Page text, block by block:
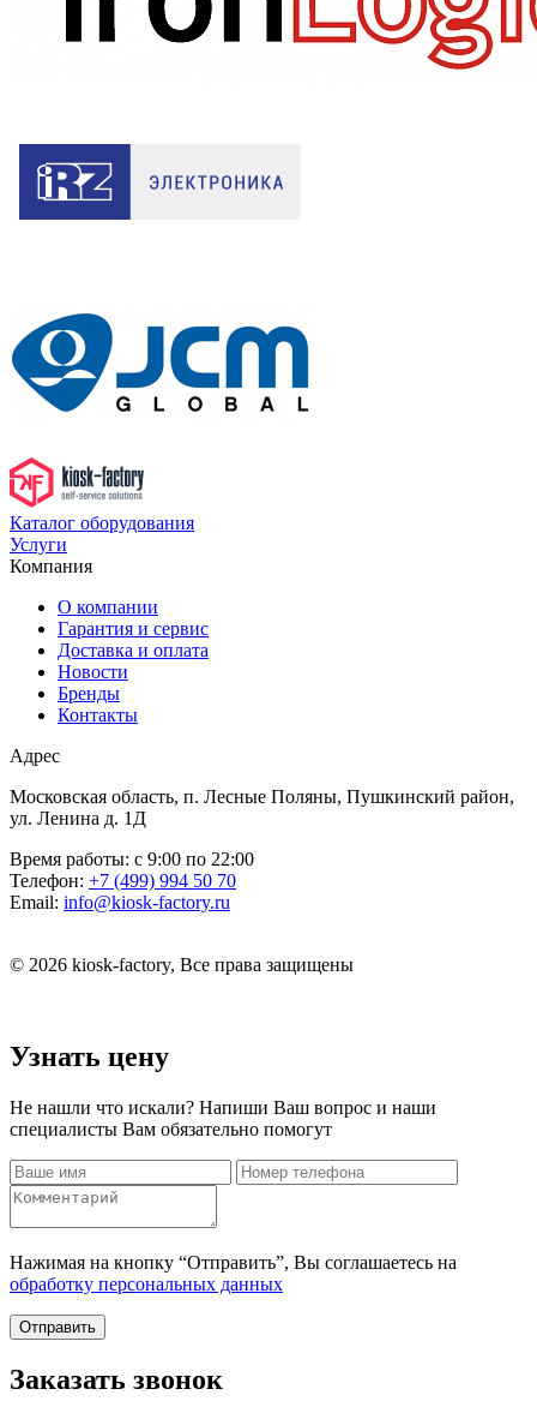
Каталог оборудования
Услуги
Компания
О компании
Гарантия и сервис
Доставка и оплата
Новости
Бренды
Контакты
Адрес
Московская область, п. Лесные Поляны, Пушкинский район,
ул. Ленина д. 1Д
Время работы: с 9:00 по 22:00
Телефон: +7 (499) 994 50 70
Email: info@kiosk-factory.ru
© 2026 kiosk-factory, Все права защищены
Узнать цену
Не нашли что искали? Напиши Ваш вопрос и наши
специалисты Вам обязательно помогут
Нажимая на кнопку “Отправить”, Вы соглашаетесь на
обработку персональных данных
Отправить
Заказать звонок